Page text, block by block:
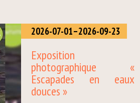
2026-07-01–2026-09-23
Exposition
photographique «
Escapades en eaux
douces »